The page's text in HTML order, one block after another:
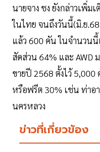
นายจาง ชง ยังกล่าวเพิ่ม
ในไทย จนถึงวันนี้(มิ.ย
แล้ว 600 คัน ในจำนวนนี้
สัดส่วน 64% และ AWD
ขายปี 2568 ตั้งไว้
หรือฟรีต 30% เช่น ท่าอ
นครหลวง
ข่าวที่เกี่ยวข้อง